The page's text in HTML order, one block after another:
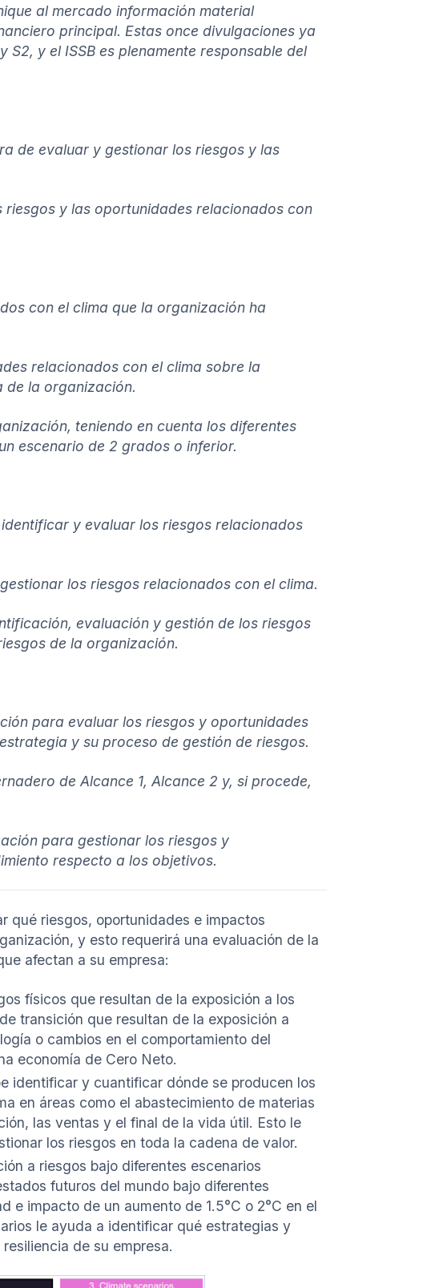
al mercado información material
principal. Estas once divulgaciones ya
S2, y el ISSB es plenamente responsable del
de evaluar y gestionar los riesgos y las
y las oportunidades relacionados con
con el clima que la organización ha
relacionados con el clima sobre la
de la organización.
teniendo en cuenta los diferentes
escenario de 2 grados o inferior.
y evaluar los riesgos relacionados
los riesgos relacionados con el clima.
evaluación y gestión de los riesgos
de la organización.
para evaluar los riesgos y oportunidades
y su proceso de gestión de riesgos.
de Alcance 1, Alcance 2 y, si procede,
para gestionar los riesgos y
respecto a los objetivos.
qué riesgos, oportunidades e impactos
y esto requerirá una evaluación de la
afectan a su empresa:
físicos que resultan de la exposición a los
transición que resultan de la exposición a
o cambios en el comportamiento del
economía de Cero Neto.
identificar y cuantificar dónde se producen los
en áreas como el abastecimiento de materias
las ventas y el final de la vida útil. Esto le
los riesgos en toda la cadena de valor.
a riesgos bajo diferentes escenarios
futuros del mundo bajo diferentes
e impacto de un aumento de 1.5°C o 2°C en el
le ayuda a identificar qué estrategias y
de su empresa.